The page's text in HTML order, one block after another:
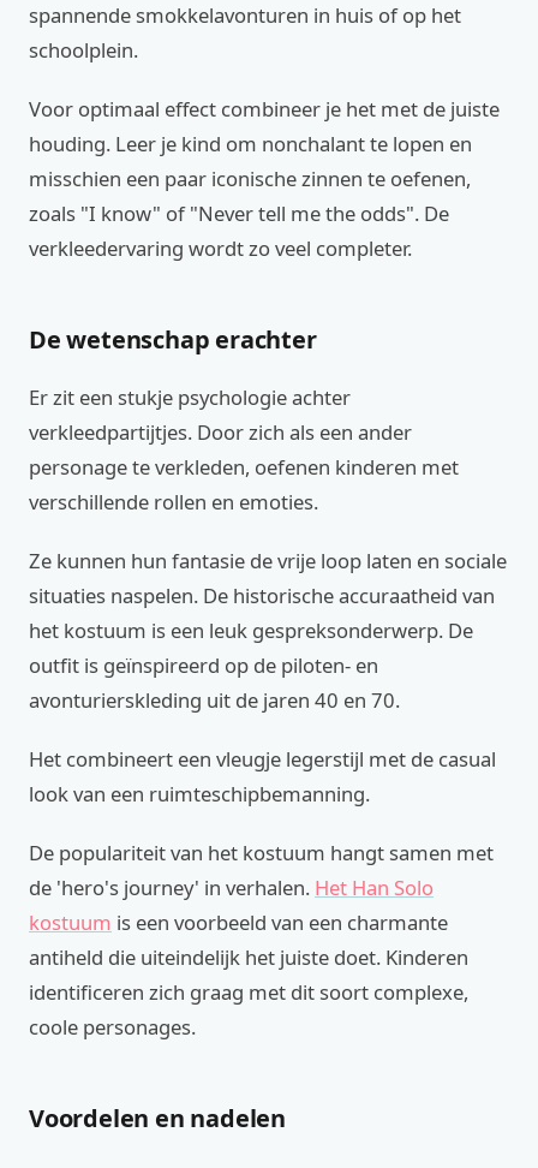
spannende smokkelavonturen in huis of op het
schoolplein.
Voor optimaal effect combineer je het met de juiste
houding. Leer je kind om nonchalant te lopen en
misschien een paar iconische zinnen te oefenen,
zoals "I know" of "Never tell me the odds". De
verkleedervaring wordt zo veel completer.
De wetenschap erachter
Er zit een stukje psychologie achter
verkleedpartijtjes. Door zich als een ander
personage te verkleden, oefenen kinderen met
verschillende rollen en emoties.
Ze kunnen hun fantasie de vrije loop laten en sociale
situaties naspelen. De historische accuraatheid van
het kostuum is een leuk gespreksonderwerp. De
outfit is geïnspireerd op de piloten- en
avonturierskleding uit de jaren 40 en 70.
Het combineert een vleugje legerstijl met de casual
look van een ruimteschipbemanning.
De populariteit van het kostuum hangt samen met
de 'hero's journey' in verhalen. Het Han Solo
kostuum is een voorbeeld van een charmante
antiheld die uiteindelijk het juiste doet. Kinderen
identificeren zich graag met dit soort complexe,
coole personages.
Voordelen en nadelen